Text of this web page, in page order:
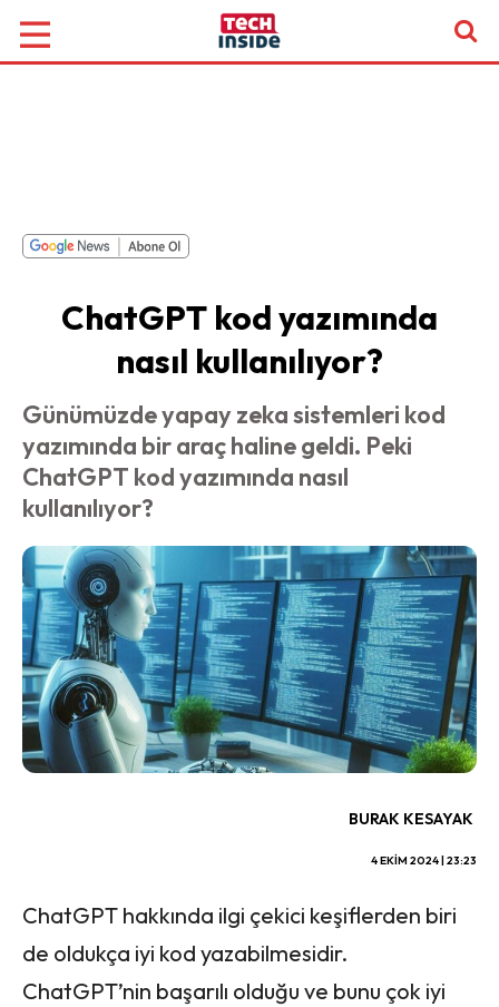
ChatGPT kod yazımında
nasıl kullanılıyor?
Günümüzde yapay zeka sistemleri kod
yazımında bir araç haline geldi. Peki
ChatGPT kod yazımında nasıl
kullanılıyor?
BURAK KESAYAK
4 EKIM 2024 | 23:23
ChatGPT hakkında ilgi çekici keşiflerden biri
de oldukça iyi kod yazabilmesidir.
ChatGPT’nin başarılı olduğu ve bunu çok iyi